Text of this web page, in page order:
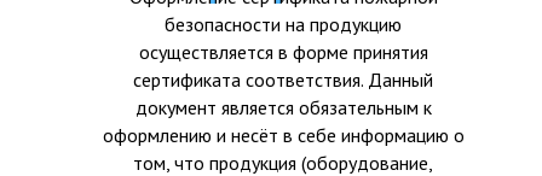
безопасности на продукцию
осуществляется в форме принятия
сертификата соответствия. Данный
документ является обязательным к
оформлению и несёт в себе информацию о
том, что продукция (оборудование,